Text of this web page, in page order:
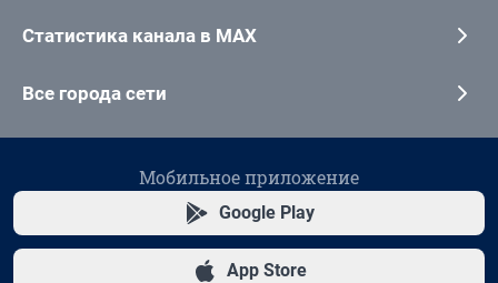
Статистика канала в MAX
Все города сети
Мобильное приложение
Google Play
App Store